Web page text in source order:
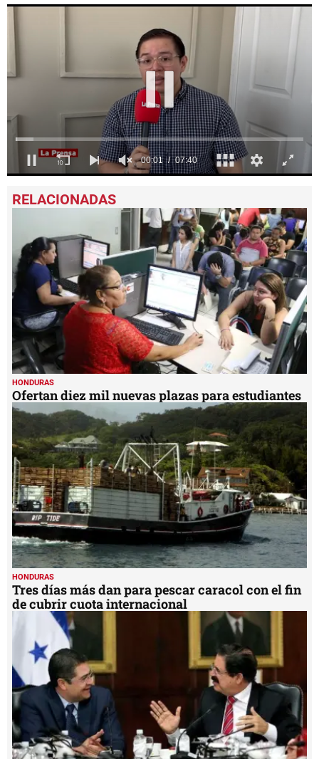
seconds
of
seconds
HONDURAS
Ofertan diez mil nuevas plazas para estudiantes
HONDURAS
Tres días más dan para pescar caracol con el fin
de cubrir cuota internacional